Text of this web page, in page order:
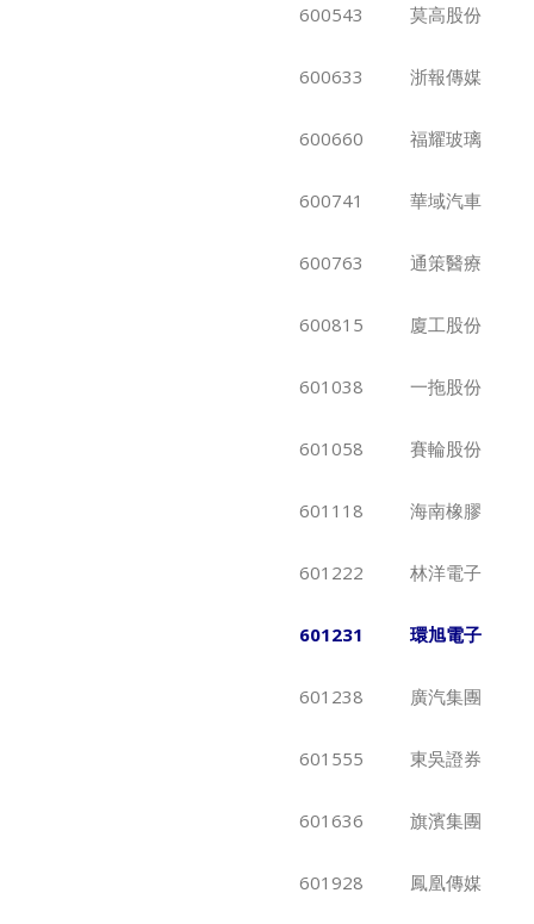
600543 莫高股份
600633 浙報傳媒
600660 福耀玻璃
600741 華域汽車
600763 通策醫療
600815 廈工股份
601038 一拖股份
601058 賽輪股份
601118 海南橡膠
601222 林洋電子
601231 環旭電子
601238 廣汽集團
601555 東吳證券
601636 旗濱集團
601928 鳳凰傳媒